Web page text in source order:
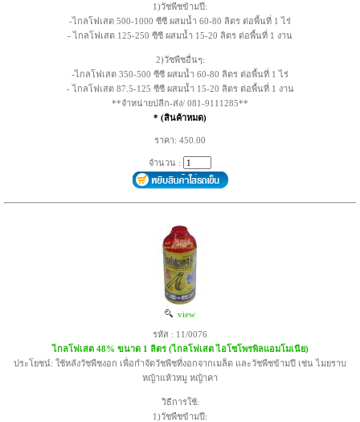
1)วัชพืชข้ามปี:
-ไกลโฟเสต 500-1000 ซีซี ผสมน้ำ 60-80 ลิตร ต่อพื้นที่ 1 ไร่
- ไกลโฟเสต 125-250 ซีซี ผสมน้ำ 15-20 ลิตร ต่อพื้นที่ 1 งาน
2)วัชพืชอื่นๆ:
-ไกลโฟเสต 350-500 ซีซี ผสมน้ำ 60-80 ลิตร ต่อพื้นที่ 1 ไร่
- ไกลโฟเสต 87.5-125 ซีซี ผสมน้ำ 15-20 ลิตร ต่อพื้นที่ 1 งาน
**จำหน่ายปลีก-ส่ง/ 081-9111285**
* (สินค้าหมด)
ราคา: 450.00
จำนวน :
view
รหัส : 11/0076
ไกลโฟเสต 48% ขนาด 1 ลิตร (ไกลโฟเสต ไอโซโพรพิลแอมโมเนีย)
ประโยชน์: ใช้หลังวัชพืชงอก เพื่อกำจัดวัชพืชที่งอกจากเมล็ด และวัชพืชข้ามปี เช่น ไมยราบ
หญ้าแห้วหมู หญ้าคา
วิธีการใช้:
1)วัชพืชข้ามปี: